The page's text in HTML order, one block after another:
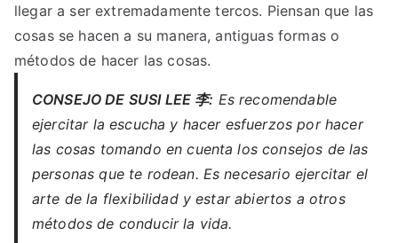
llegar a ser extremadamente tercos. Piensan que las
cosas se hacen a su manera, antiguas formas o
métodos de hacer las cosas.
CONSEJO DE SUSI LEE 李: Es recomendable
ejercitar la escucha y hacer esfuerzos por hacer
las cosas tomando en cuenta los consejos de las
personas que te rodean. Es necesario ejercitar el
arte de la flexibilidad y estar abiertos a otros
métodos de conducir la vida.